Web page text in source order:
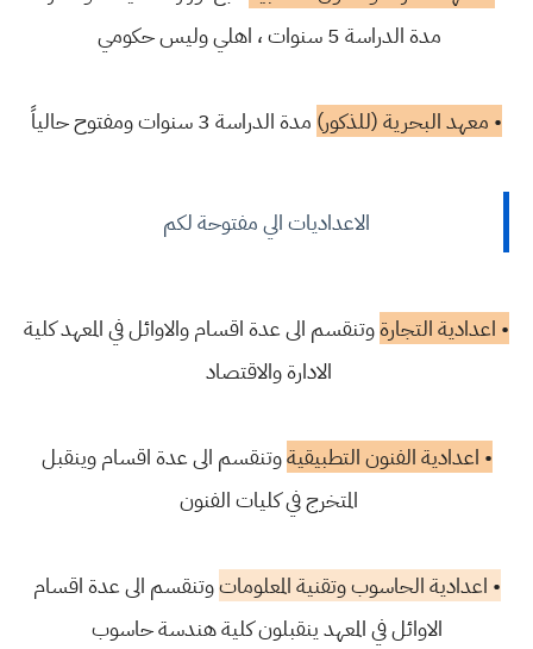
مدة الدراسة 5 سنوات ، اهلي وليس حكومي
• معهد البحرية (للذكور) مدة الدراسة 3 سنوات ومفتوح حالياً
الاعداديات الي مفتوحة لكم
• اعدادية التجارةوتنقسم الى عدة اقسام والاوائل في المعهد كلية
الادارة والاقتصاد
• اعدادية الفنون التطبيقيةوتنقسم الى عدة اقسام وينقبل
المتخرج في كليات الفنون
• اعدادية الحاسوب وتقنية المعلوماتوتنقسم الى عدة اقسام
الاوائل في المعهد ينقبلون كلية هندسة حاسوب